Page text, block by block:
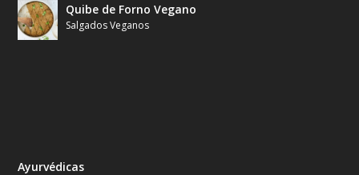
Quibe de Forno Vegano
Salgados Veganos
Ayurvédicas